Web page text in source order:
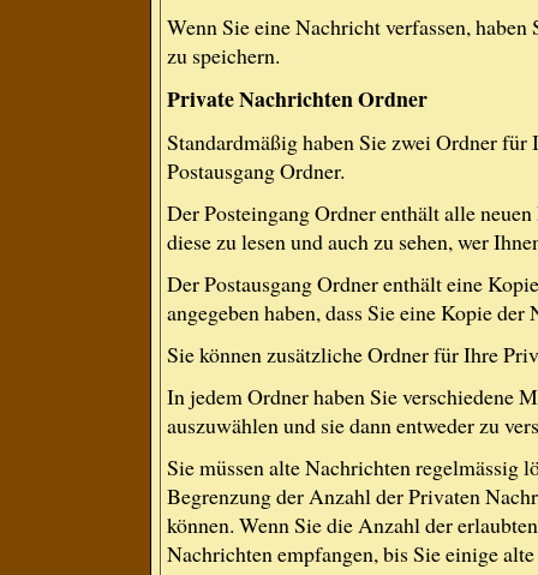
Wenn Sie eine Nachricht verfassen,
zu speichern.
Private Nachrichten Ordner
Standardmäßig haben Sie zwei Ordner
Postausgang Ordner.
Der Posteingang Ordner enthält alle
diese zu lesen und auch zu sehen, wer
Der Postausgang Ordner enthält eine
angegeben haben, dass Sie eine Kopie
Sie können zusätzliche Ordner für Ihre
In jedem Ordner haben Sie verschiedene
auszuwählen und sie dann entweder zu
Sie müssen alte Nachrichten regelmässig
Begrenzung der Anzahl der Privaten
können. Wenn Sie die Anzahl der
Nachrichten empfangen, bis Sie einige